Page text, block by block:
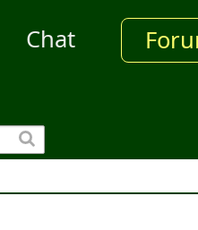
Chat